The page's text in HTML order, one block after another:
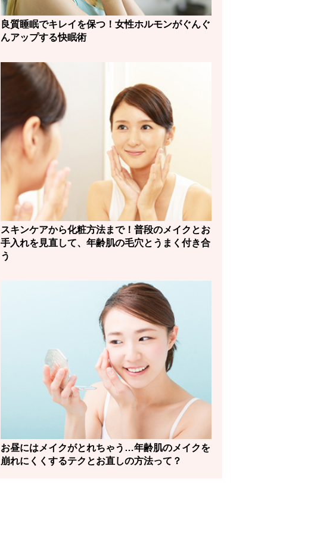
良質睡眠でキレイを保つ！女性ホルモンがぐんぐ
んアップする快眠術
スキンケアから化粧方法まで！普段のメイクとお
手入れを見直して、年齢肌の毛穴とうまく付き合
う
お昼にはメイクがとれちゃう…年齢肌のメイクを
崩れにくくするテクとお直しの方法って？